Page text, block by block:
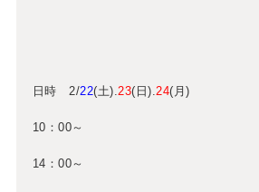
日時 2/22(土).23(日).24(月)
10：00～
14：00～